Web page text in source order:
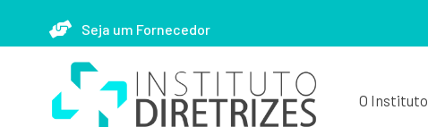
Seja um Fornecedor
O Instituto